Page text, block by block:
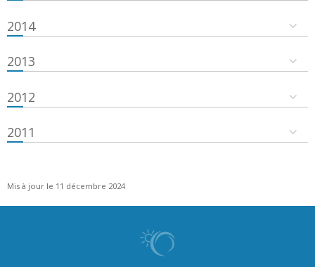
2014
2013
2012
2011
Mis à jour le 11 décembre 2024